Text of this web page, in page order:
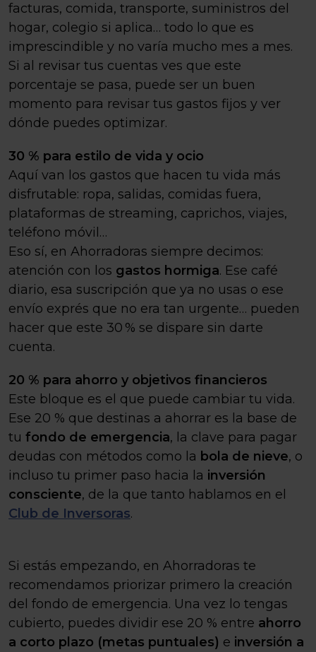
facturas, comida, transporte, suministros del
hogar, colegio si aplica… todo lo que es
imprescindible y no varía mucho mes a mes.
Si al revisar tus cuentas ves que este
porcentaje se pasa, puede ser un buen
momento para revisar tus gastos fijos y ver
dónde puedes optimizar.
30 % para estilo de vida y ocio
Aquí van los gastos que hacen tu vida más
disfrutable: ropa, salidas, comidas fuera,
plataformas de streaming, caprichos, viajes,
teléfono móvil…
Eso sí, en Ahorradoras siempre decimos:
atención con los gastos hormiga. Ese café
diario, esa suscripción que ya no usas o ese
envío exprés que no era tan urgente… pueden
hacer que este 30 % se dispare sin darte
cuenta.
20 % para ahorro y objetivos financieros
Este bloque es el que puede cambiar tu vida.
Ese 20 % que destinas a ahorrar es la base de
tu fondo de emergencia, la clave para pagar
deudas con métodos como la bola de nieve, o
incluso tu primer paso hacia la inversión
consciente, de la que tanto hablamos en el
Club de Inversoras.
Si estás empezando, en Ahorradoras te
recomendamos priorizar primero la creación
del fondo de emergencia. Una vez lo tengas
cubierto, puedes dividir ese 20 % entre ahorro
a corto plazo (metas puntuales) e inversión a